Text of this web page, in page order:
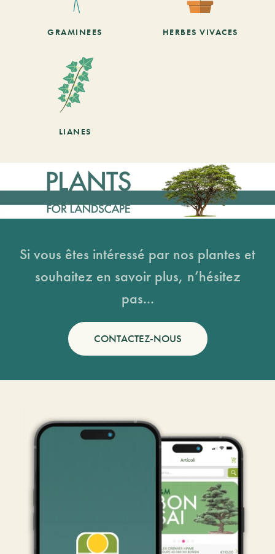
GRAMINEES HERBES VIVACES
LIANES
Si vous êtes intéressé par nos plantes et
souhaitez en savoir plus, n’hésitez
pas...
CONTACTEZ-NOUS